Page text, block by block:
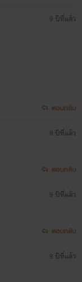
9 ปีที่แล้ว
ตอบกลับ
9 ปีที่แล้ว
ตอบกลับ
9 ปีที่แล้ว
ตอบกลับ
9 ปีที่แล้ว